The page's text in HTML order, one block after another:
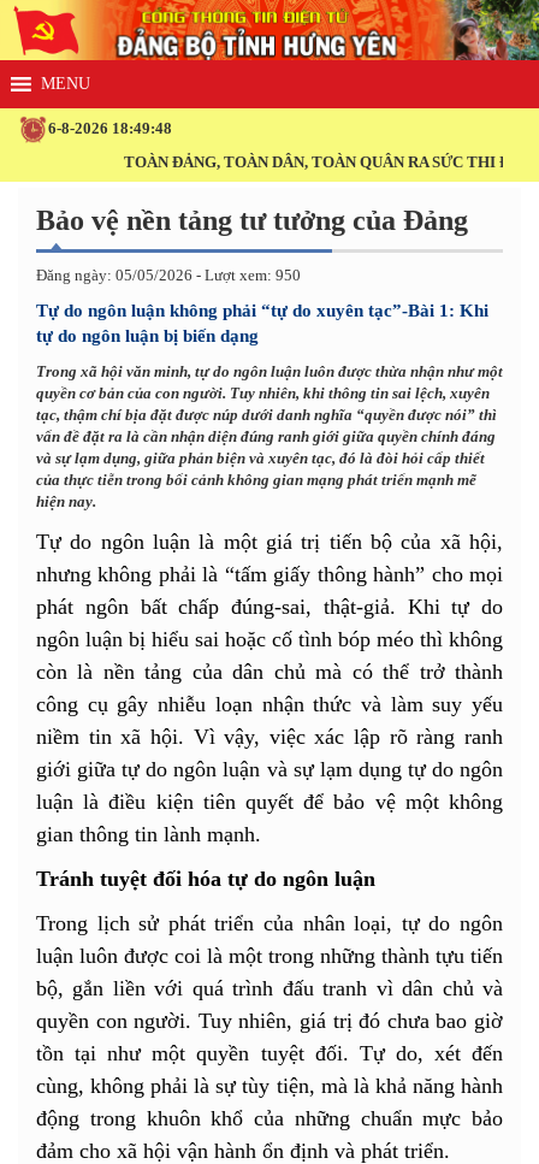
6-8-2026 18:49:48
TOÀN ĐẢNG, TOÀN DÂN, TOÀN QUÂN RA SỨC THI ĐUA
Bảo vệ nền tảng tư tưởng của Đảng
Đăng ngày: 05/05/2026 - Lượt xem: 950
Tự do ngôn luận không phải “tự do xuyên tạc”-Bài 1: Khi
tự do ngôn luận bị biến dạng
Trong xã hội văn minh, tự do ngôn luận luôn được thừa nhận như một
quyền cơ bản của con người. Tuy nhiên, khi thông tin sai lệch, xuyên
tạc, thậm chí bịa đặt được núp dưới danh nghĩa “quyền được nói” thì
vấn đề đặt ra là cần nhận diện đúng ranh giới giữa quyền chính đáng
và sự lạm dụng, giữa phản biện và xuyên tạc, đó là đòi hỏi cấp thiết
của thực tiễn trong bối cảnh không gian mạng phát triển mạnh mẽ
hiện nay.
Tự do ngôn luận là một giá trị tiến bộ của xã hội,
nhưng không phải là “tấm giấy thông hành” cho mọi
phát ngôn bất chấp đúng-sai, thật-giả. Khi tự do
ngôn luận bị hiểu sai hoặc cố tình bóp méo thì không
còn là nền tảng của dân chủ mà có thể trở thành
công cụ gây nhiễu loạn nhận thức và làm suy yếu
niềm tin xã hội. Vì vậy, việc xác lập rõ ràng ranh
giới giữa tự do ngôn luận và sự lạm dụng tự do ngôn
luận là điều kiện tiên quyết để bảo vệ một không
gian thông tin lành mạnh.
Tránh tuyệt đối hóa tự do ngôn luận
Trong lịch sử phát triển của nhân loại, tự do ngôn
luận luôn được coi là một trong những thành tựu tiến
bộ, gắn liền với quá trình đấu tranh vì dân chủ và
quyền con người. Tuy nhiên, giá trị đó chưa bao giờ
tồn tại như một quyền tuyệt đối. Tự do, xét đến
cùng, không phải là sự tùy tiện, mà là khả năng hành
động trong khuôn khổ của những chuẩn mực bảo
đảm cho xã hội vận hành ổn định và phát triển.